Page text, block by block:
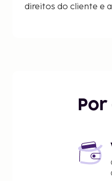
direitos do cliente e